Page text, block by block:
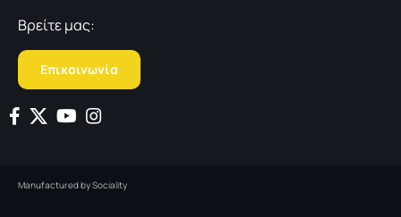
Βρείτε μας:
Επικοινωνία
Manufactured bySociality